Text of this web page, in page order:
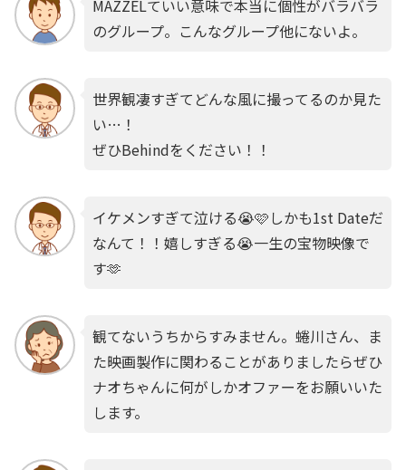
MAZZELていい意味で本当に個性がバラバラ
のグループ。こんなグループ他にないよ。
世界観凄すぎてどんな風に撮ってるのか見た
い…！
ぜひBehindをください！！
イケメンすぎて泣ける😭🩷しかも1st Dateだ
なんて！！嬉しすぎる😭一生の宝物映像で
す🫶
観てないうちからすみません。蜷川さん、ま
た映画製作に関わることがありましたらぜひ
ナオちゃんに何がしかオファーをお願いいた
します。